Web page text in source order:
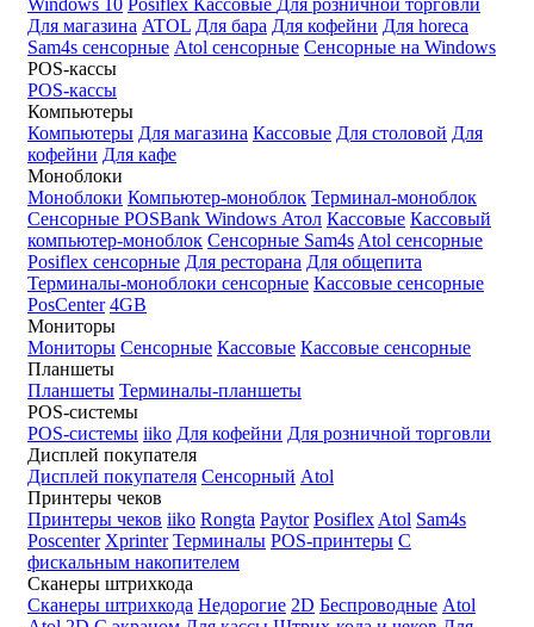
Windows 10 Posiflex Кассовые Для розничной торговли
Для магазина ATOL Для бара Для кофейни Для horeca
Sam4s сенсорные Atol сенсорные Сенсорные на Windows
POS-кассы
POS-кассы
Компьютеры
Компьютеры Для магазина Кассовые Для столовой Для
кофейни Для кафе
Моноблоки
Моноблоки Компьютер-моноблок Терминал-моноблок
Сенсорные POSBank Windows Атол Кассовые Кассовый
компьютер-моноблок Сенсорные Sam4s Atol сенсорные
Posiflex сенсорные Для ресторана Для общепита
Терминалы-моноблоки сенсорные Кассовые сенсорные
PosCenter 4GB
Мониторы
Мониторы Сенсорные Кассовые Кассовые сенсорные
Планшеты
Планшеты Терминалы-планшеты
POS-системы
POS-системы iiko Для кофейни Для розничной торговли
Дисплей покупателя
Дисплей покупателя Сенсорный Atol
Принтеры чеков
Принтеры чеков iiko Rongta Paytor Posiflex Atol Sam4s
Poscenter Xprinter Терминалы POS-принтеры С
фискальным накопителем
Сканеры штрихкода
Сканеры штрихкода Недорогие 2D Беспроводные Atol